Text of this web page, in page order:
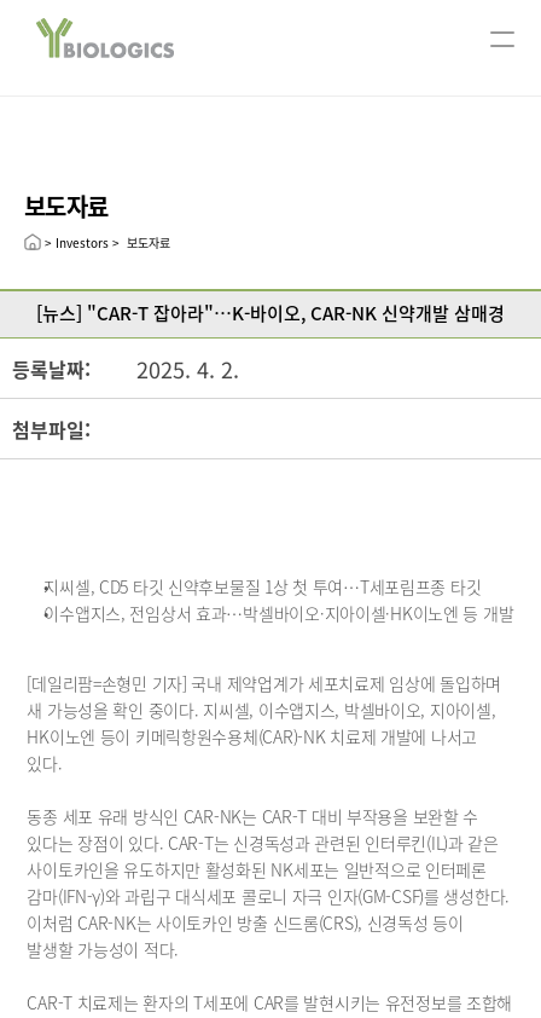
CEO message
Leadership
연구분야
Technology
Pipeline
Open Innovation
재무정보
보도자료
보도자료
> Investors >  보도자료
[뉴스] "CAR-T 잡아라"…K-바이오, CAR-NK 신약개발 삼매경
2025. 4. 2.
등록날짜:
첨부파일:
지씨셀, CD5 타깃 신약후보물질 1상 첫 투여…T세포림프종 타깃
이수앱지스, 전임상서 효과…박셀바이오·지아이셀·HK이노엔 등 개발
[데일리팜=손형민 기자] 국내 제약업계가 세포치료제 임상에 돌입하며
새 가능성을 확인 중이다. 지씨셀, 이수앱지스, 박셀바이오, 지아이셀,
HK이노엔 등이 키메릭항원수용체(CAR)-NK 치료제 개발에 나서고
있다.
동종 세포 유래 방식인 CAR-NK는 CAR-T 대비 부작용을 보완할 수
있다는 장점이 있다. CAR-T는 신경독성과 관련된 인터루킨(IL)과 같은
사이토카인을 유도하지만 활성화된 NK세포는 일반적으로 인터페론
감마(IFN-γ)와 과립구 대식세포 콜로니 자극 인자(GM-CSF)를 생성한다.
이처럼 CAR-NK는 사이토카인 방출 신드롬(CRS), 신경독성 등이
발생할 가능성이 적다.
CAR-T 치료제는 환자의 T세포에 CAR를 발현시키는 유전정보를 조합해